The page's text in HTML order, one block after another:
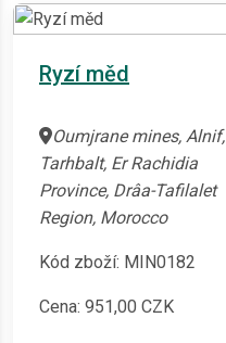
Ryzí měd
Oumjrane mines, Alnif,
Tarhbalt, Er Rachidia
Province, Drâa-Tafilalet
Region, Morocco
Kód zboží: MIN0182
Cena: 951,00 CZK